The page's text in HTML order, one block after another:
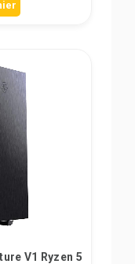
V1 Ryzen 5